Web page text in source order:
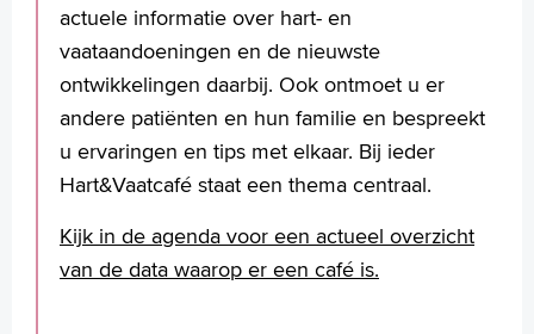
actuele informatie over hart- en
vaataandoeningen en de nieuwste
ontwikkelingen daarbij. Ook ontmoet u er
andere patiënten en hun familie en bespreekt
u ervaringen en tips met elkaar. Bij ieder
Hart&Vaatcafé staat een thema centraal.
Kijk in de agenda voor een actueel overzicht
van de data waarop er een café is.